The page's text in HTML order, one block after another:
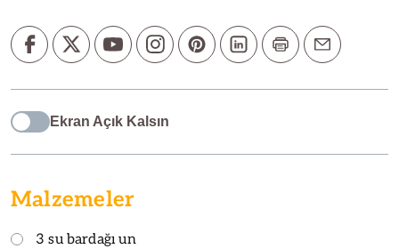
Ekran Açık Kalsın
Malzemeler
3 su bardağı un